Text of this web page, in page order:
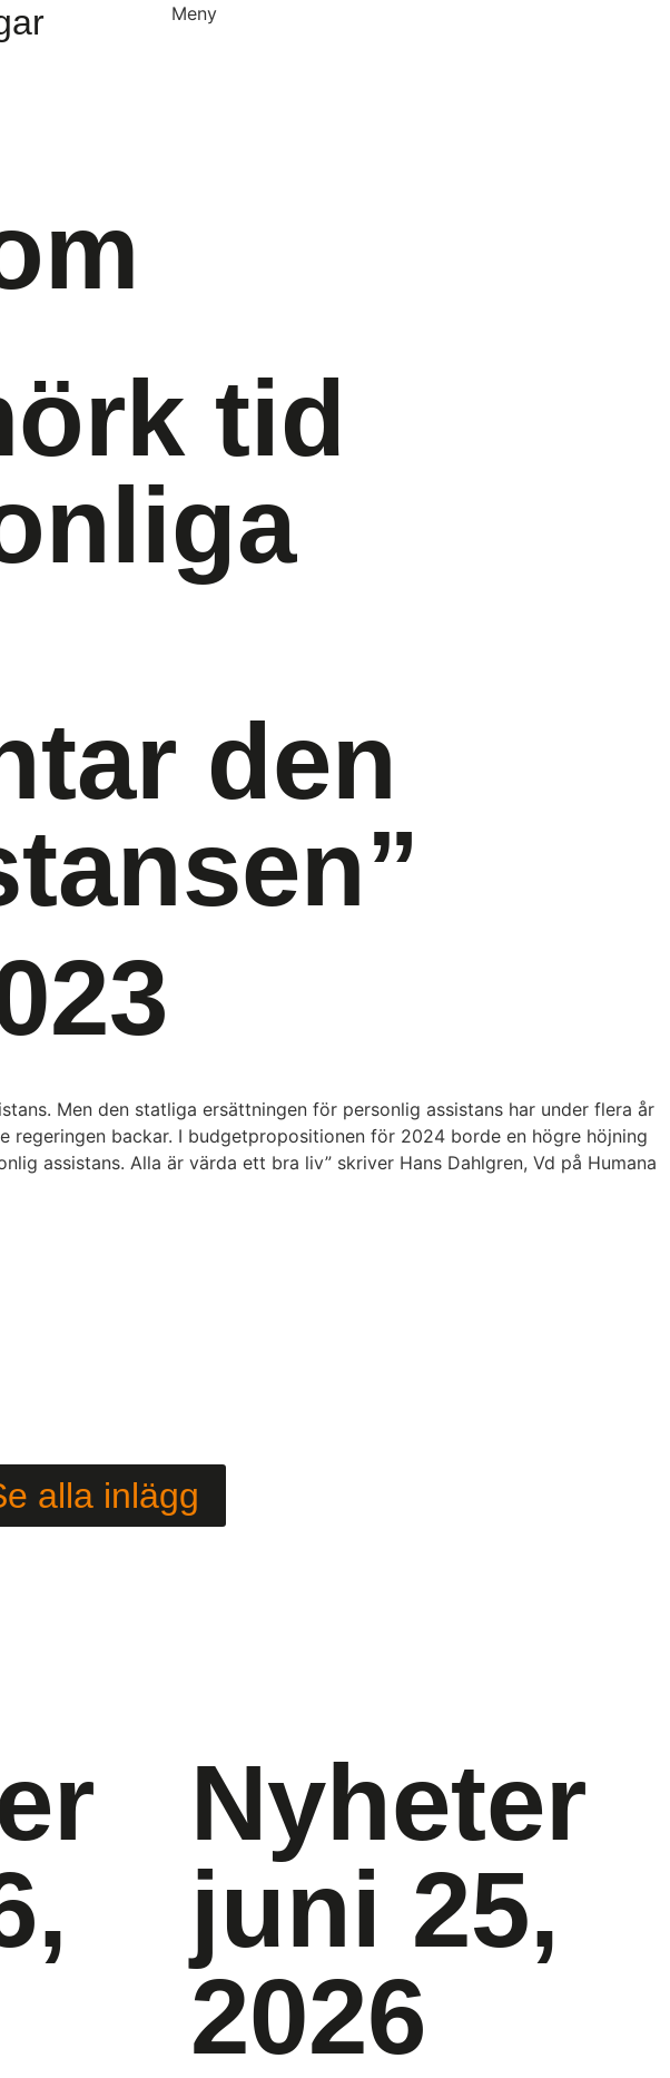
Meny
tid
den
Men den statliga ersättningen för personlig assistans har under flera år
regeringen backar. I budgetpropositionen för 2024 borde en högre höjning
assistans. Alla är värda ett bra liv” skriver Hans Dahlgren, Vd på Humana
alla inlägg
Nyheter
juni 25,
2026